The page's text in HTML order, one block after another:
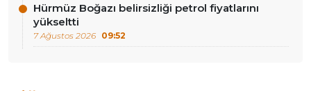
Hürmüz Boğazı belirsizliği petrol fiyatlarını
yükseltti
7 Ağustos 2026 09:52